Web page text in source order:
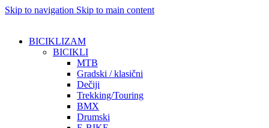
Skip to navigation Skip to main content
BICIKLIZAM
BICIKLI
MTB
Gradski / klasični
Dečiji
Trekking/Touring
BMX
Drumski